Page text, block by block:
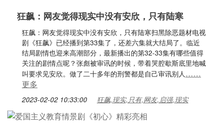
狂飙：网友觉得现实中没有安欣，只有陆寒
狂飙：网友觉得现实中没有安欣，只有陆寒扫黑除恶题材电视
剧《狂飙》已经播到第33集了，还差六集就大结局了。临近
结局剧情也迎来高潮部分，最新播出的第32-33集有哪些值得
关注的剧情点呢？张彪被审讯的时候，带着哭腔歇斯底里地喊
叫要求见安欣。做了二十多年的刑警都是自己审讯别人……
更多
2023-02-02 10:33:00 狂飙,现实,只有,网友,启强,现实